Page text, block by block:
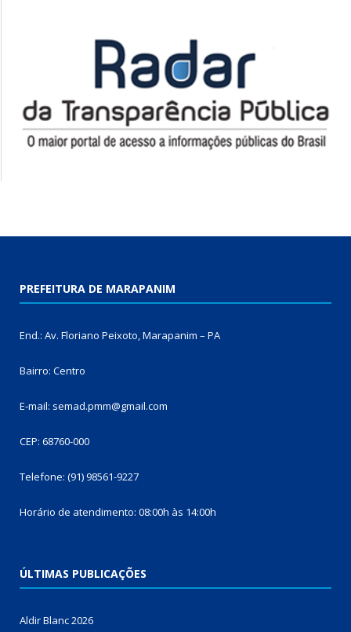
PREFEITURA DE MARAPANIM
End.: Av. Floriano Peixoto, Marapanim – PA
Bairro: Centro
E-mail: semad.pmm@gmail.com
CEP: 68760-000
Telefone: (91) 98561-9227
Horário de atendimento: 08:00h às 14:00h
ÚLTIMAS PUBLICAÇÕES
Aldir Blanc 2026